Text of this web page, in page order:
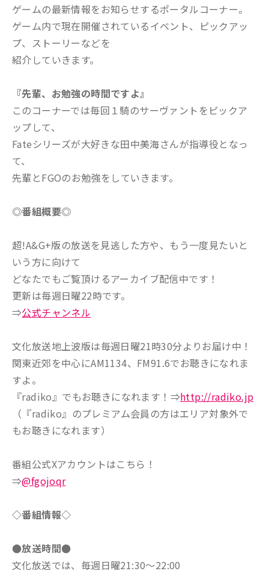
ゲームの最新情報をお知らせするポータルコーナー。
ゲーム内で現在開催されているイベント、ピックアッ
プ、ストーリーなどを
紹介していきます。
『先輩、お勉強の時間ですよ』
このコーナーでは毎回１騎のサーヴァントをピックア
ップして、
Fateシリーズが大好きな田中美海さんが指導役となっ
て、
先輩とFGOのお勉強をしていきます。
◎番組概要◎
超!A&G+版の放送を見逃した方や、もう一度見たいと
いう方に向けて
どなたでもご覧頂けるアーカイブ配信中です！
更新は毎週日曜22時です。
⇒公式チャンネル
文化放送地上波版は毎週日曜21時30分よりお届け中！
関東近郊を中心にAM1134、FM91.6でお聴きになれま
すよ。
『radiko』でもお聴きになれます！⇒http://radiko.jp
（『radiko』のプレミアム会員の方はエリア対象外で
もお聴きになれます）
番組公式Xアカウントはこちら！
⇒@fgojoqr
◇番組情報◇
●放送時間●
文化放送では、毎週日曜21:30～22:00